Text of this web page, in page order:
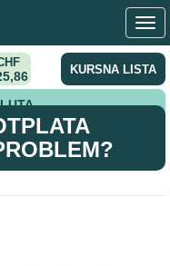
KURSNA LISTA
kredita postane